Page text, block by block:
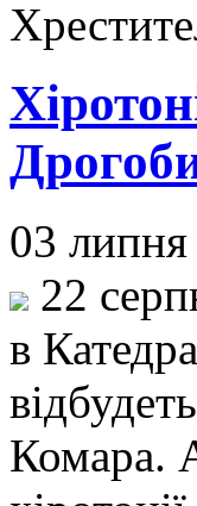
03
22
в
Комара.